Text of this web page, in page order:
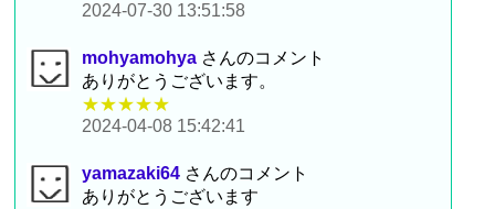
2024-07-30 13:51:58
mohyamohya さんのコメント
ありがとうございます。
★★★★★
2024-04-08 15:42:41
yamazaki64 さんのコメント
ありがとうございます